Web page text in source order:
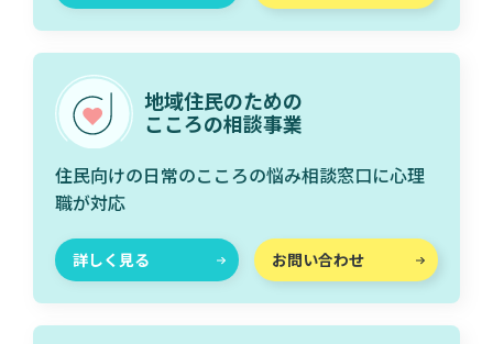
地域住民のための
こころの相談事業
住民向けの日常のこころの悩み相談窓口に心理
職が対応
詳しく見る お問い合わせ